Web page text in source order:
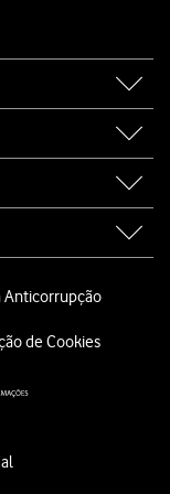
Anticorrupção
de Cookies